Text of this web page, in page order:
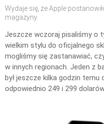
Wydaje się, że Apple
magazyny
Jeszcze wczoraj pisaliśmy o
wielkim stylu do oficjalnego
mogliśmy się zastanawiać,
w innych regionach. Jeden z
był jeszcze kilka godzin
odpowiednio 249 i 299